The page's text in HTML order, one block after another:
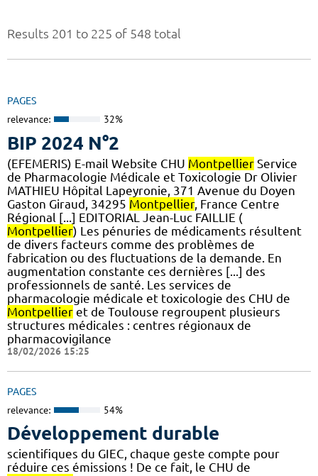
Results 201 to 225 of 548 total
PAGES
relevance: 32%
BIP 2024 N°2
(EFEMERIS) E-mail Website CHU Montpellier Service
de Pharmacologie Médicale et Toxicologie Dr Olivier
MATHIEU Hôpital Lapeyronie, 371 Avenue du Doyen
Gaston Giraud, 34295 Montpellier, France Centre
Régional [...] EDITORIAL Jean-Luc FAILLIE (
Montpellier) Les pénuries de médicaments résultent
de divers facteurs comme des problèmes de
fabrication ou des fluctuations de la demande. En
augmentation constante ces dernières [...] des
professionnels de santé. Les services de
pharmacologie médicale et toxicologie des CHU de
Montpellier et de Toulouse regroupent plusieurs
structures médicales : centres régionaux de
pharmacovigilance
18/02/2026 15:25
PAGES
relevance: 54%
Développement durable
scientifiques du GIEC, chaque geste compte pour
réduire ces émissions ! De ce fait, le CHU de